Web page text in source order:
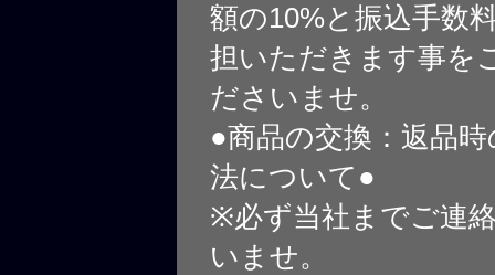
額の10%と振込手数
担いただきます事を
ださいませ。
●商品の交換：返品
法について●
※必ず当社までご連
いませ。